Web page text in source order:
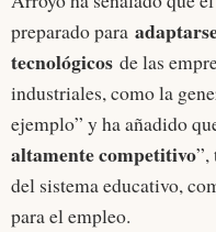
preparado para
tecnológicos de las
industriales, como la
ejemplo” y ha añadido
altamente competitivo”,
del sistema educativo,
para el empleo.